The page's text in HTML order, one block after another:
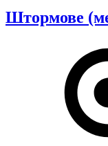
Штормове